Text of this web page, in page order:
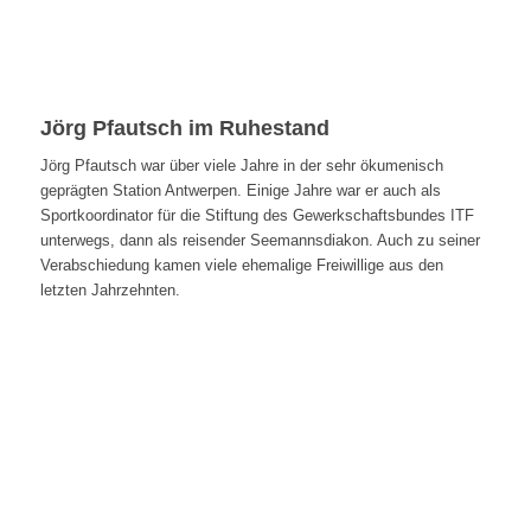
Jörg Pfautsch im Ruhestand
Jörg Pfautsch war über viele Jahre in der sehr ökumenisch
geprägten Station Antwerpen. Einige Jahre war er auch als
Sportkoordinator für die Stiftung des Gewerkschaftsbundes ITF
unterwegs, dann als reisender Seemannsdiakon. Auch zu seiner
Verabschiedung kamen viele ehemalige Freiwillige aus den
letzten Jahrzehnten.